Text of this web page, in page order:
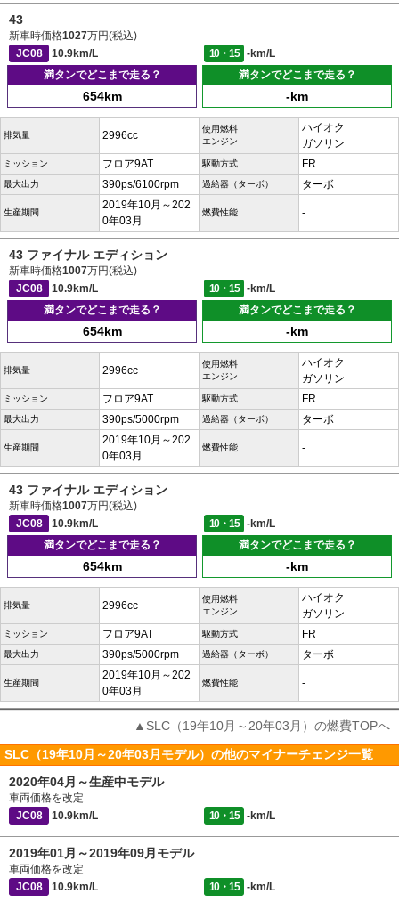
43
新車時価格1027万円(税込)
JC08
10.9km/L 10・15
-km/L
満タンでどこまで走る？
654km
満タンでどこまで走る？
-km
排気量 2996cc
使用燃料
エンジン
ハイオク
ガソリン
ミッション フロア9AT 駆動方式 FR
最大出力 390ps/6100rpm 過給器（ターボ） ターボ
生産期間
2019年10月～202
0年03月
燃費性能 -
43 ファイナル エディション
新車時価格1007万円(税込)
JC08
10.9km/L 10・15
-km/L
満タンでどこまで走る？
654km
満タンでどこまで走る？
-km
排気量 2996cc
使用燃料
エンジン
ハイオク
ガソリン
ミッション フロア9AT 駆動方式 FR
最大出力 390ps/5000rpm 過給器（ターボ） ターボ
生産期間
2019年10月～202
0年03月
燃費性能 -
43 ファイナル エディション
新車時価格1007万円(税込)
JC08
10.9km/L 10・15
-km/L
満タンでどこまで走る？
654km
満タンでどこまで走る？
-km
排気量 2996cc
使用燃料
エンジン
ハイオク
ガソリン
ミッション フロア9AT 駆動方式 FR
最大出力 390ps/5000rpm 過給器（ターボ） ターボ
生産期間
2019年10月～202
0年03月
燃費性能 -
▲SLC（19年10月～20年03月）の燃費TOPへ
SLC（19年10月～20年03月モデル）の他のマイナーチェンジ一覧
2020年04月～生産中モデル
車両価格を改定
JC08
10.9km/L 10・15 -km/L
2019年01月～2019年09月モデル
車両価格を改定
JC08
10.9km/L 10・15 -km/L